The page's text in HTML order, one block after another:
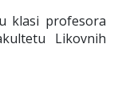
klasi profesora
Likovnih